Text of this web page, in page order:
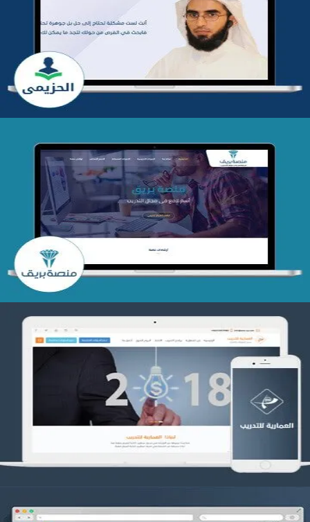
تطوير موقع المدرب ياسر الحزيمي
التفاصيل
تصميم منصة بريق
التفاصيل
تصميم العمارية للتدريب
التفاصيل